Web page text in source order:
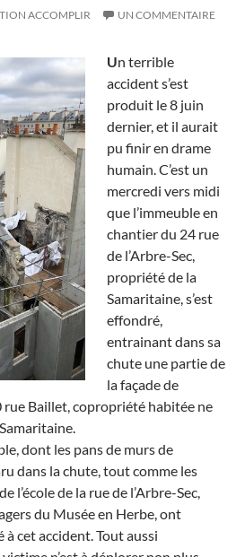
ACCOMPLIR UN COMMENTAIRE
Un terrible
accident s’est
produit le 8 juin
dernier, et il aurait
pu finir en drame
humain. C’est un
mercredi vers midi
que l’immeuble en
chantier du 24 rue
de l’Arbre-Sec,
propriété de la
Samaritaine, s’est
effondré,
entrainant dans sa
chute une partie de
la façade de
rue Baillet, copropriété habitée ne
dont les pans de murs de
dans la chute, tout comme les
l’école de la rue de l’Arbre-Sec,
du Musée en Herbe, ont
cet accident. Tout aussi